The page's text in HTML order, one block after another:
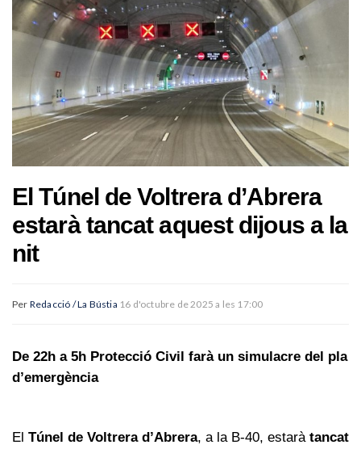
El Túnel de Voltrera d’Abrera
estarà tancat aquest dijous a la
nit
Per Redacció / La Bústia 16 d'octubre de 2025 a les 17:00
De 22h a 5h Protecció Civil farà un simulacre del pla
d’emergència
El Túnel de Voltrera d’Abrera, a la B-40, estarà tancat